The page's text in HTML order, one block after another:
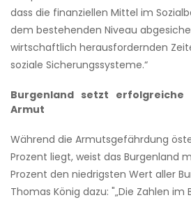
dass die finanziellen Mittel im
dem bestehenden Niveau
wirtschaftlich herausfordernden
soziale Sicherungssysteme.“
Burgenland setzt erfolgreiche
Armut
Während die Armutsgefährdung
Prozent liegt, weist das Burgenland
Prozent den niedrigsten Wert aller
Thomas König dazu: "„Die Zahlen im